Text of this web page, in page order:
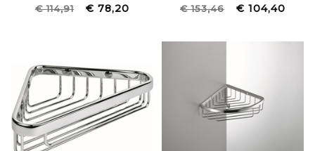
€ 114,91 € 78,20 € 153,46 € 104,40